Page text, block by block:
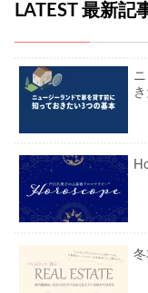
LATEST 最新記